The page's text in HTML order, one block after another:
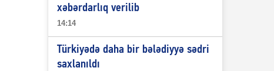
xəbərdarlıq verilib
14:14
Türkiyədə daha bir bələdiyyə sədri
saxlanıldı